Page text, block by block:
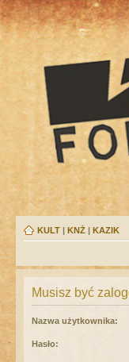
KULT | KNŻ | KAZIK
Musisz być
Nazwa użytkownika:
Hasło: